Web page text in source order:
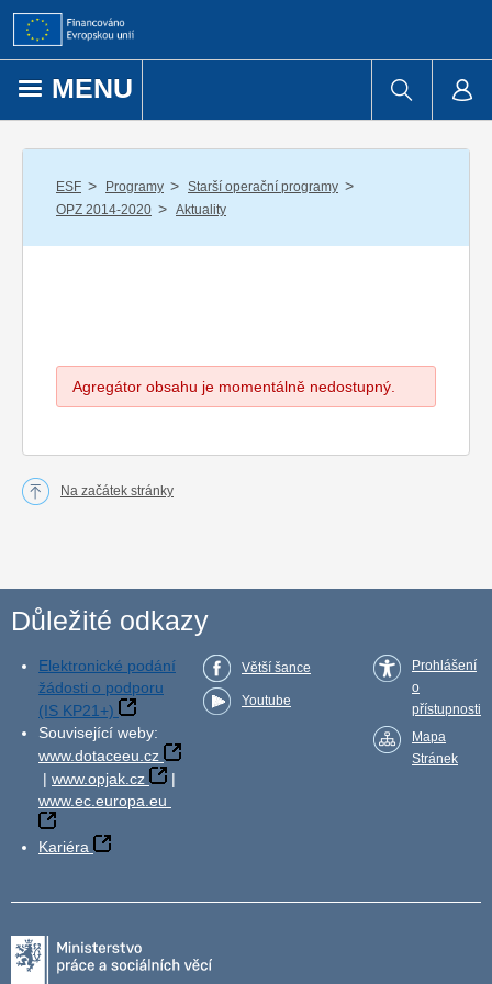
Přejít k obsahu
MENU
ESF / Programy / Starší operační programy /
OPZ 2014-2020 / Aktuality
Agregátor obsahu je momentálně nedostupný.
Na začátek stránky
Důležité odkazy
Elektronické podání
žádosti o podporu
(IS KP21+)
Související weby:
www.dotaceeu.cz
| www.opjak.cz
|
www.ec.europa.eu
Kariéra
Větší šance
Youtube
Prohlášení
o
přístupnosti
Mapa
Stránek